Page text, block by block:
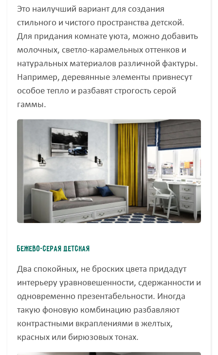
Это наилучший вариант для создания
стильного и чистого пространства детской.
Для придания комнате уюта, можно добавить
молочных, светло-карамельных оттенков и
натуральных материалов различной фактуры.
Например, деревянные элементы привнесут
особое тепло и разбавят строгость серой
гаммы.
Бежево-серая детская
Два спокойных, не броских цвета придадут
интерьеру уравновешенности, сдержанности и
одновременно презентабельности. Иногда
такую фоновую комбинацию разбавляют
контрастными вкраплениями в желтых,
красных или бирюзовых тонах.